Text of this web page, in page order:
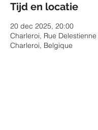
Tijd en locatie
20 dec 2025, 20:00
Charleroi, Rue
Charleroi, Belgique